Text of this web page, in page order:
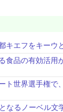
キエフをキーウ
食品の有効活
ト世界選手権
なるノーベル文